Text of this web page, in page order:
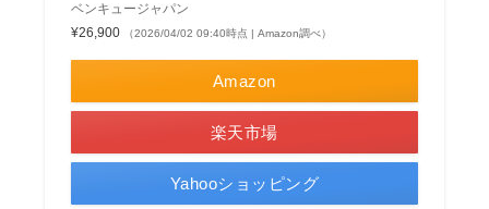
ベンキュージャパン
¥26,900
（2026/04/02 09:40時点 | Amazon調べ）
Amazon
楽天市場
Yahooショッピング